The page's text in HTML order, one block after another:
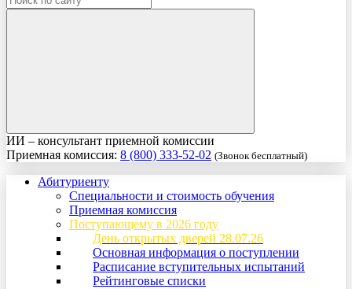
ИИ – консультант приемной комиссии
Приемная комиссия: 8 (800) 333-52-02 (Звонок бесплатный)
Абитуриенту
Специальности и стоимость обучения
Приемная комиссия
Поступающему в 2026 году
День открытых дверей 28.07.26
Основная информация о поступлении
Расписание вступительных испытаний
Рейтинговые списки